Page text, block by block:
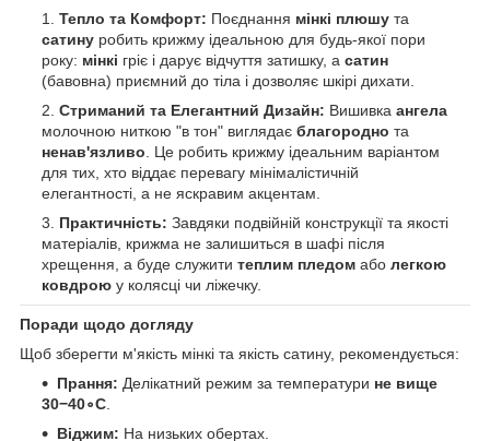
Тепло та Комфорт: Поєднання мінкі плюшу та
сатину робить крижму ідеальною для будь-якої пори
року: мінкі гріє і дарує відчуття затишку, а сатин
(бавовна) приємний до тіла і дозволяє шкірі дихати.
Стриманий та Елегантний Дизайн: Вишивка ангела
молочною ниткою "в тон" виглядає благородно та
ненав'язливо. Це робить крижму ідеальним варіантом
для тих, хто віддає перевагу мінімалістичній
елегантності, а не яскравим акцентам.
Практичність: Завдяки подвійній конструкції та якості
матеріалів, крижма не залишиться в шафі після
хрещення, а буде служити теплим пледом або легкою
ковдрою у колясці чи ліжечку.
Поради щодо догляду
Щоб зберегти м'якість мінкі та якість сатину, рекомендується:
Прання: Делікатний режим за температури не вище
30−40∘C.
Віджим: На низьких обертах.